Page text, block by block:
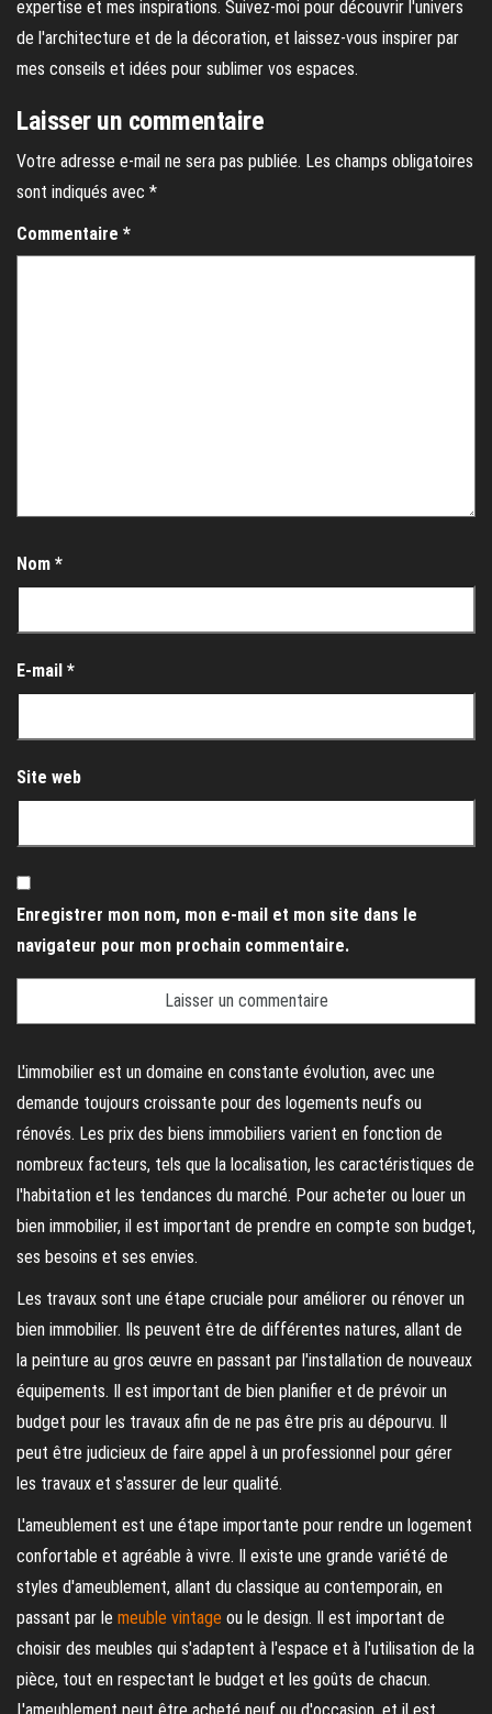
expertise et mes inspirations. Suivez-moi pour découvrir l'univers
de l'architecture et de la décoration, et laissez-vous inspirer par
mes conseils et idées pour sublimer vos espaces.
Laisser un commentaire
Votre adresse e-mail ne sera pas publiée. Les champs obligatoires
sont indiqués avec *
Commentaire *
Nom *
E-mail *
Site web
Enregistrer mon nom, mon e-mail et mon site dans le
navigateur pour mon prochain commentaire.
L'immobilier est un domaine en constante évolution, avec une
demande toujours croissante pour des logements neufs ou
rénovés. Les prix des biens immobiliers varient en fonction de
nombreux facteurs, tels que la localisation, les caractéristiques de
l'habitation et les tendances du marché. Pour acheter ou louer un
bien immobilier, il est important de prendre en compte son budget,
ses besoins et ses envies.
Les travaux sont une étape cruciale pour améliorer ou rénover un
bien immobilier. Ils peuvent être de différentes natures, allant de
la peinture au gros œuvre en passant par l'installation de nouveaux
équipements. Il est important de bien planifier et de prévoir un
budget pour les travaux afin de ne pas être pris au dépourvu. Il
peut être judicieux de faire appel à un professionnel pour gérer
les travaux et s'assurer de leur qualité.
L'ameublement est une étape importante pour rendre un logement
confortable et agréable à vivre. Il existe une grande variété de
styles d'ameublement, allant du classique au contemporain, en
passant par le meuble vintage ou le design. Il est important de
choisir des meubles qui s'adaptent à l'espace et à l'utilisation de la
pièce, tout en respectant le budget et les goûts de chacun.